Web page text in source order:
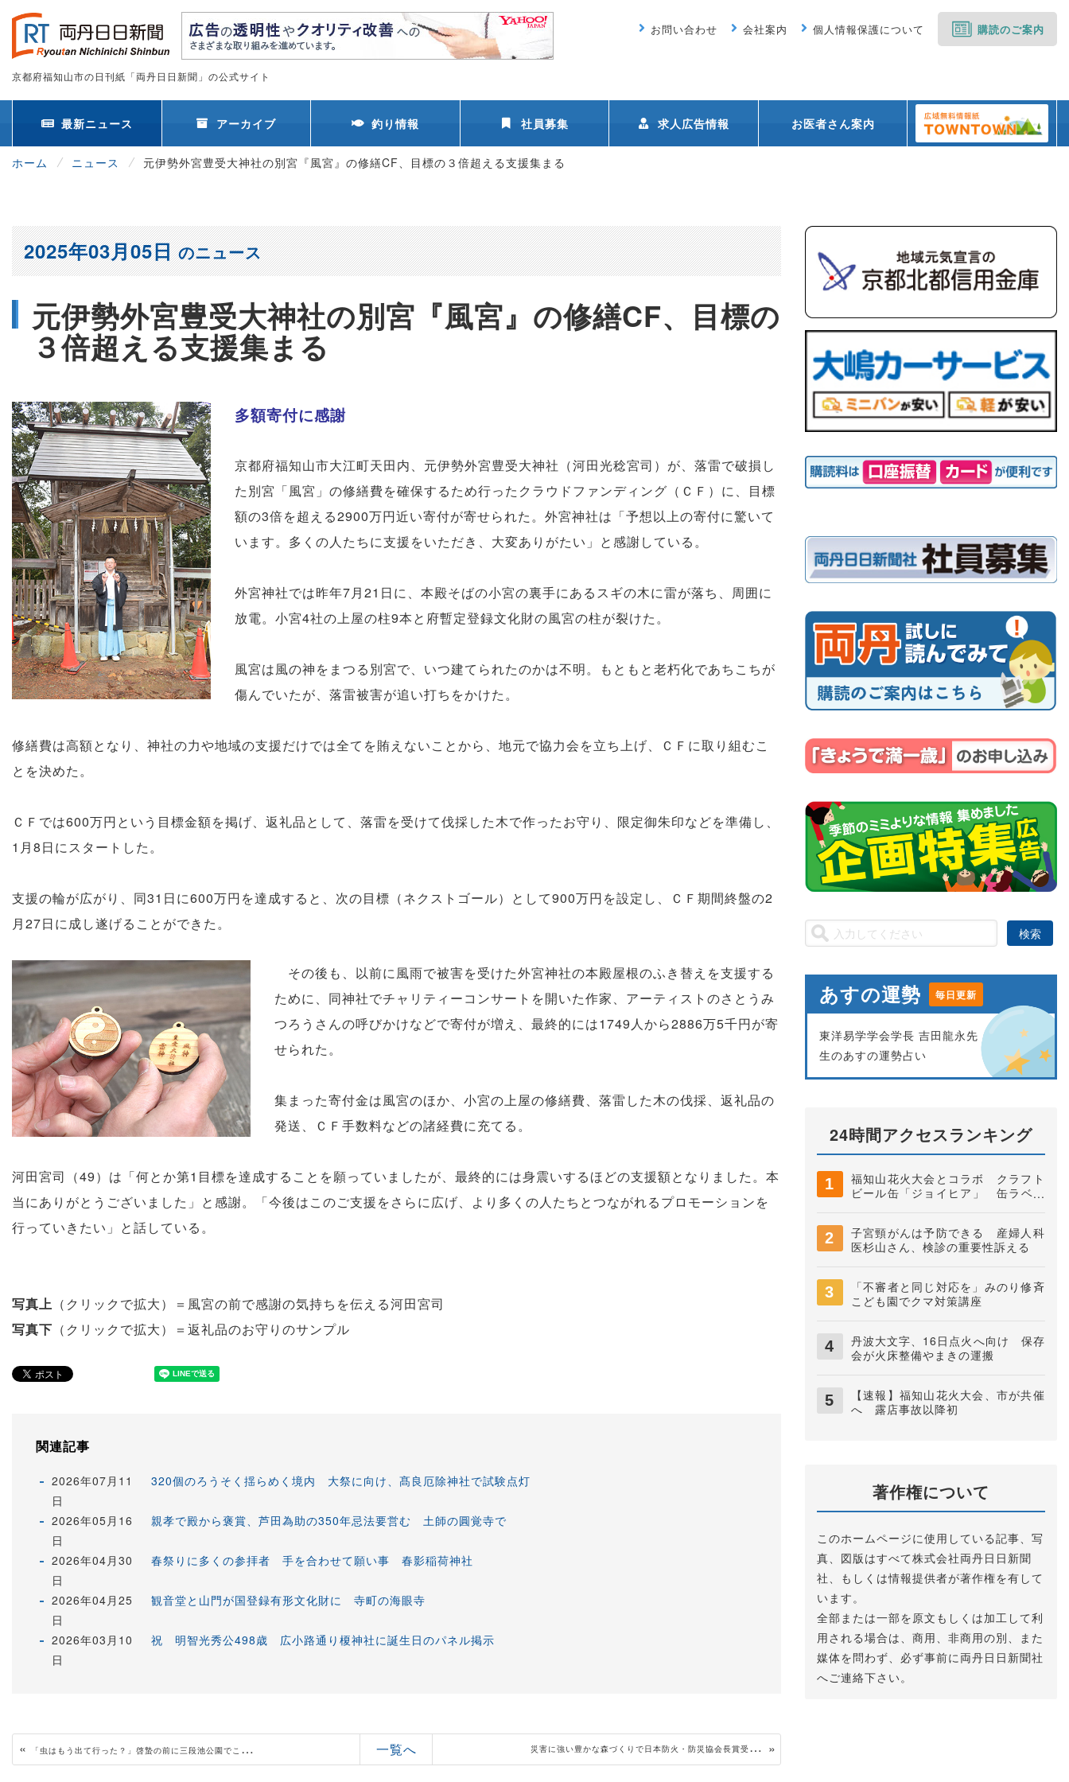
京都府福知山市の日刊紙「両丹日日新聞」の公式サイト
お問い合わせ 会社案内 個人情報保護について 購読のご案内
最新ニュース アーカイブ 釣り情報 社員募集 求人広告情報 お医者さん案内
ホーム ニュース 元伊勢外宮豊受大神社の別宮『風宮』の修繕CF、目標の３倍超える支援集まる
元伊勢外宮豊受大神社の別宮『風宮』の修繕CF、目標の
３倍超える支援集まる
2025年03月05日のニュース
多額寄付に感謝
京都府福知山市大江町天田内、元伊勢外宮豊受大神社（河田光稔宮司）が、落雷で破損し
た別宮「風宮」の修繕費を確保するため行ったクラウドファンディング（ＣＦ）に、目標
額の3倍を超える2900万円近い寄付が寄せられた。外宮神社は「予想以上の寄付に驚いて
います。多くの人たちに支援をいただき、大変ありがたい」と感謝している。
外宮神社では昨年7月21日に、本殿そばの小宮の裏手にあるスギの木に雷が落ち、周囲に
放電。小宮4社の上屋の柱9本と府暫定登録文化財の風宮の柱が裂けた。
風宮は風の神をまつる別宮で、いつ建てられたのかは不明。もともと老朽化であちこちが
傷んでいたが、落雷被害が追い打ちをかけた。
修繕費は高額となり、神社の力や地域の支援だけでは全てを賄えないことから、地元で協力会を立ち上げ、ＣＦに取り組むこ
とを決めた。
ＣＦでは600万円という目標金額を掲げ、返礼品として、落雷を受けて伐採した木で作ったお守り、限定御朱印などを準備し、
1月8日にスタートした。
支援の輪が広がり、同31日に600万円を達成すると、次の目標（ネクストゴール）として900万円を設定し、ＣＦ期間終盤の2
月27日に成し遂げることができた。
その後も、以前に風雨で被害を受けた外宮神社の本殿屋根のふき替えを支援する
ために、同神社でチャリティーコンサートを開いた作家、アーティストのさとうみ
つろうさんの呼びかけなどで寄付が増え、最終的には1749人から2886万5千円が寄
せられた。
集まった寄付金は風宮のほか、小宮の上屋の修繕費、落雷した木の伐採、返礼品の
発送、ＣＦ手数料などの諸経費に充てる。
河田宮司（49）は「何とか第1目標を達成することを願っていましたが、最終的には身震いするほどの支援額となりました。本
当にありがとうございました」と感謝。「今後はこのご支援をさらに広げ、より多くの人たちとつながれるプロモーションを
行っていきたい」と話している。
写真上 （クリックで拡大）＝風宮の前で感謝の気持ちを伝える河田宮司
写真下 （クリックで拡大）＝返礼品のお守りのサンプル
関連記事
2026年07月11
日
320個のろうそく揺らめく境内 大祭に向け、髙良厄除神社で試験点灯
2026年05月16
日
親孝で殿から褒賞、芦田為助の350年忌法要営む 土師の圓覚寺で
2026年04月30
日
春祭りに多くの参拝者 手を合わせて願い事 春影稲荷神社
2026年04月25
日
観音堂と山門が国登録有形文化財に 寺町の海眼寺
2026年03月10
日
祝 明智光秀公498歳 広小路通り榎神社に誕生日のパネル掲示
« 「虫はもう出て行った？」啓蟄の前に三段池公園でこもはずし 一覧へ 災
害に強い豊かな森づくりで日本防火・防災協会長賞受ける 大堀区自治会
あすの運勢 毎日更新
東洋易学学会学長 吉田龍永先
生のあすの運勢占い
24時間アクセスランキング
福知山花火大会とコラボ クラフト
ビール缶「ジョイヒア」 缶ラベル
子宮頸がんは予防できる 産婦人科
医杉山さん、検診の重要性訴える
「不審者と同じ対応を」みのり修斉
こども園でクマ対策講座
丹波大文字、16日点火へ向け 保存
会が火床整備やまきの運搬
【速報】福知山花火大会、市が共催
へ 露店事故以降初
著作権について
このホームページに使用している記事、写
真、図版はすべて株式会社両丹日日新聞
社、もしくは情報提供者が著作権を有して
います。
全部または一部を原文もしくは加工して利
用される場合は、商用、非商用の別、また
媒体を問わず、必ず事前に両丹日日新聞社
へご連絡下さい。